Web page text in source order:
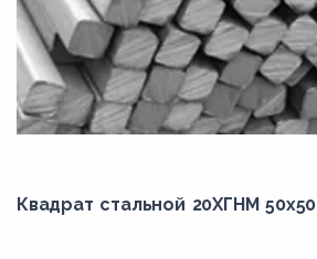
Квадрат стальной 20ХГНМ